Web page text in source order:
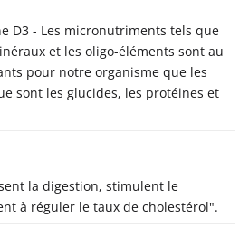
D3 - Les micronutriments tels que
et les oligo-éléments sont au
pour notre organisme que les
sont les glucides, les protéines et
la digestion, stimulent le
à réguler le taux de cholestérol".